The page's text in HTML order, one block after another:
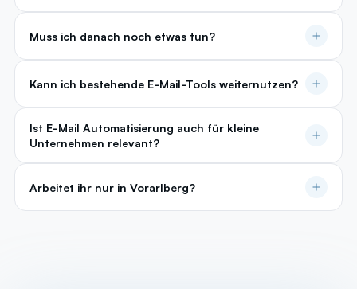
Muss ich danach noch etwas tun?
Kann ich bestehende E-Mail-Tools weiternutzen?
Ist E-Mail Automatisierung auch für kleine
Unternehmen relevant?
Arbeitet ihr nur in Vorarlberg?